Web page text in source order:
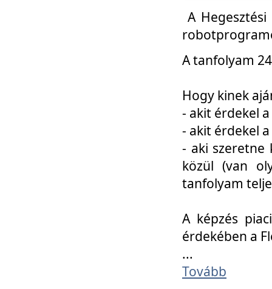
A
A tanfolyam
Hogy kinek
- akit érdekel
- akit érdekel
- aki szeretne
közül (van
tanfolyam
A képzés
érdekében a
...
Tovább